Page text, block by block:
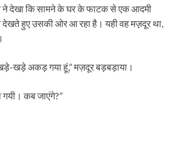
ने देखा कि सामने के घर के फाटक से एक आदमी
देखते हुए उसकी ओर आ रहा है। यही वह मज़़दूर था,
खड़े अकड़ गया हूं,” मज़दूर बड़बड़ाया।
गयी। कब जाएंगे?”